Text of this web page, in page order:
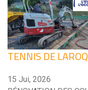
TENNIS DE
15 Jui, 2026